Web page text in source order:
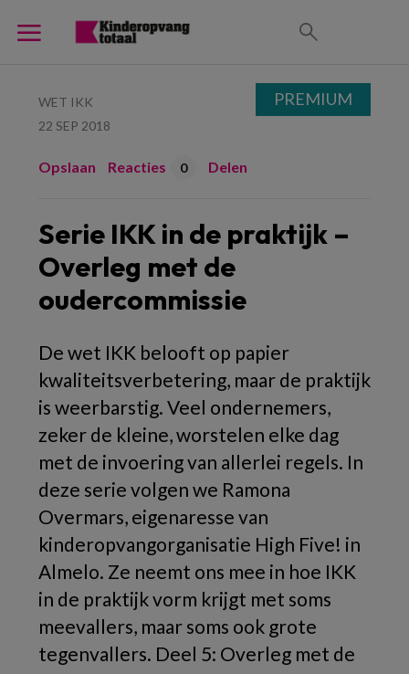
WET IKK
22 SEP 2018
Opslaan Reacties 0 Delen
Serie IKK in de praktijk –
Overleg met de
oudercommissie
De wet IKK belooft op papier
kwaliteitsverbetering, maar de praktijk
is weerbarstig. Veel ondernemers,
zeker de kleine, worstelen elke dag
met de invoering van allerlei regels. In
deze serie volgen we Ramona
Overmars, eigenaresse van
kinderopvangorganisatie High Five! in
Almelo. Ze neemt ons mee in hoe IKK
in de praktijk vorm krijgt met soms
meevallers, maar soms ook grote
tegenvallers. Deel 5: Overleg met de
PREMIUM